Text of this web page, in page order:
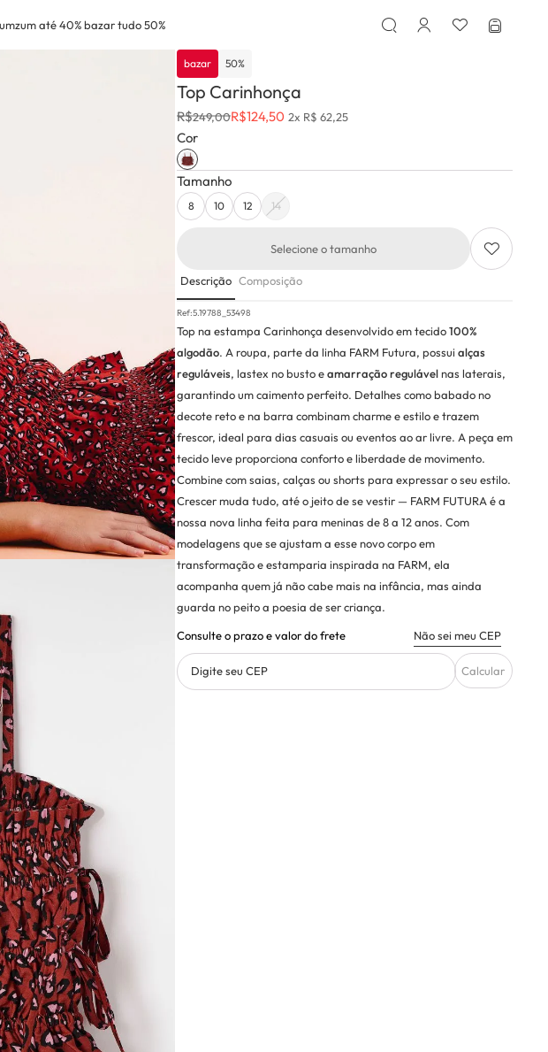
até 40%bazar tudo 50%
bazar 50%
Top Carinhonça
R$249,00R$124,50 2x R$ 62,25
Cor
Tamanho
8 10 12 14
Selecione o tamanho
Descrição Composição
Ref:5.19788_53498
Top na estampa Carinhonça desenvolvido em tecido100%
algodão. A roupa, parte da linha FARM Futura, possui alças
reguláveis, lastex no busto eamarração regulávelnas laterais,
garantindo um caimento perfeito. Detalhes como babado no
decote reto e na barra combinam charme e estilo e trazem
frescor, ideal para dias casuais ou eventos ao ar livre. A peça em
tecido leve proporciona conforto e liberdade de movimento.
Combine com saias, calças ou shorts para expressar o seu estilo.
Crescer muda tudo, até o jeito de se vestir — FARM FUTURA é a
nossa nova linha feita para meninas de 8 a 12 anos. Com
modelagens que se ajustam a esse novo corpo em
transformação e estamparia inspirada na FARM, ela
acompanha quem já não cabe mais na infância, mas ainda
guarda no peito a poesia de ser criança.
Consulte o prazo e valor do frete
Não sei meu CEP
Digite seu CEP Calcular